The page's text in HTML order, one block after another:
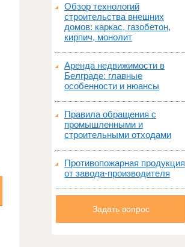
Обзор технологий
строительства внешних
домов: каркас, газобетон,
кирпич, монолит
Аренда недвижимости в
Белграде: главные
особенности и нюансы
Правила обращения с
промышленными и
строительными отходами
Противопожарная продукция
от завода-производителя
Задать вопрос